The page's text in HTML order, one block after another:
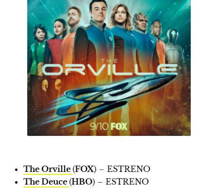
The Orville (FOX) – ESTRENO
The Deuce (HBO) – ESTRENO